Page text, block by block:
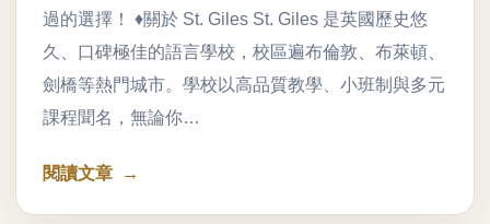
過的選擇！ ♦關於 St. Giles St. Giles 是英國歷史悠
久、口碑極佳的語言學校，校區遍布倫敦、布萊頓、
劍橋等熱門城市。學校以高品質教學、小班制與多元
課程聞名，無論你…
閱讀文章